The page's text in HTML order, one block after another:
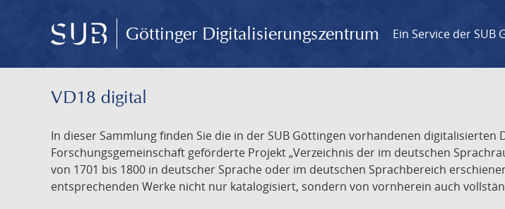
Göttinger Digitalisierungszentrum Ein Service der SUB
VD18 digital
In dieser Sammlung finden Sie die in der SUB Göttingen vorhandenen digitalisierten
Forschungsgemeinschaft geförderte Projekt „Verzeichnis der im deutschen
von 1701 bis 1800 in deutscher Sprache oder im deutschen Sprachbereich
entsprechenden Werke nicht nur katalogisiert, sondern von vornherein auch